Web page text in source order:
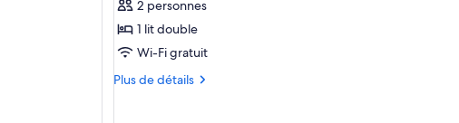
pour
ce
type
chambre :
2 personnes
1 lit double
Wi-Fi gratuit
Plus de détails
Plus